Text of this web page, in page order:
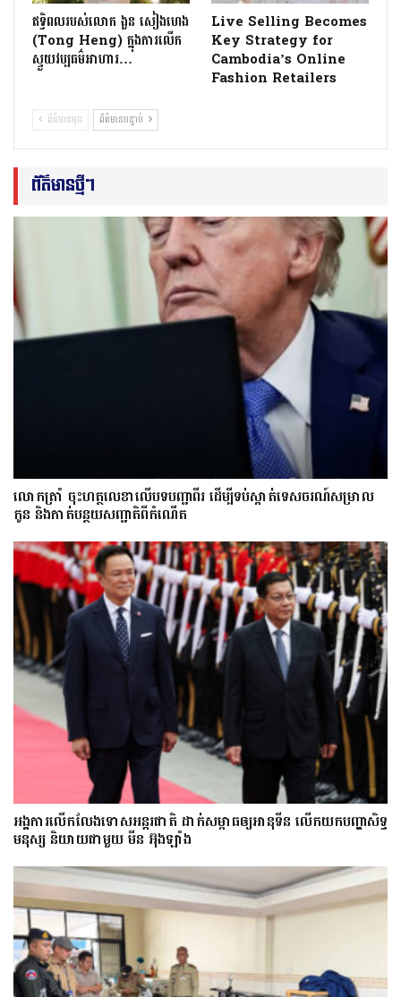
ឥទ្ធិពលរបស់លោក ងួន សៀងហេង
(Tong Heng) ក្នុងការលើក
ស្ទួយវប្បធម៌អាហារ…
Live Selling Becomes
Key Strategy for
Cambodia’s Online
Fashion Retailers
ព័ត៌មានមុន ព័ត៌មានបន្ទាប់
ព័ត៌មានថ្មីៗ
លោក​ត្រាំ ចុះហត្ថលេខាលើបទបញ្ជាពីរ ដើម្បីទប់ស្កាត់ទេស​ចរណ៍សម្រាល
កូន និងកាត់បន្ថយសញ្ជាតិពីកំណើត
អង្គការលើកលែងទោសអន្តរជាតិ ដាក់សម្ពាធឲ្យអានុទីន លើកយកបញ្ហាសិទ្ធ
មនុស្ស និយាយជាមួយ មីន អ៊ុងឡាំង